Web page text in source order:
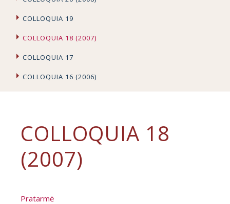
COLLOQUIA 19
COLLOQUIA 18 (2007)
COLLOQUIA 17
COLLOQUIA 16 (2006)
COLLOQUIA 18
(2007)
Pratarmė